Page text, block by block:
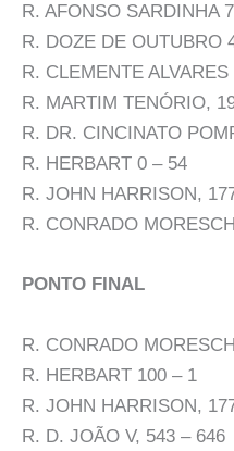
R. AFONSO SARDINHA
R. DOZE DE OUTUBRO
R. CLEMENTE
R. MARTIM TENÓRIO,
R. DR. CINCINATO
R. HERBART 0 – 54
R. JOHN HARRISON,
R. CONRADO
PONTO FINAL
R. CONRADO
R. HERBART 100 – 1
R. JOHN HARRISON,
R. D. JOÃO V, 543 – 646